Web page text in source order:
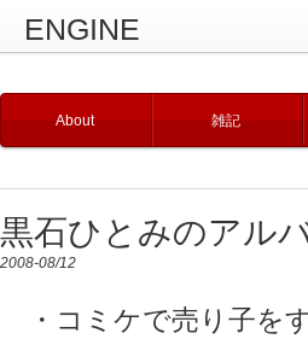
ENGINE
About 雑記
黒石ひとみのアル
2008-08/12
・コミケで売り子を